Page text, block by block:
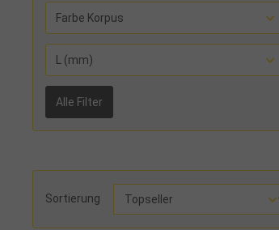
Farbe Korpus
L (mm)
Alle Filter
Sortierung